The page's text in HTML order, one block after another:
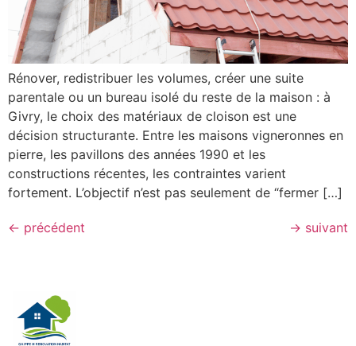
Rénover, redistribuer les volumes, créer une suite
parentale ou un bureau isolé du reste de la maison : à
Givry, le choix des matériaux de cloison est une
décision structurante. Entre les maisons vigneronnes en
pierre, les pavillons des années 1990 et les
constructions récentes, les contraintes varient
fortement. L’objectif n’est pas seulement de “fermer […]
← précédent → suivant